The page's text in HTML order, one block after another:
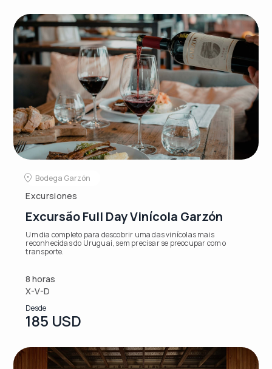
Bodega Garzón
Excursiones
Excursão Full Day Vinícola Garzón
Um dia completo para descobrir uma das vinícolas mais
reconhecidas do Uruguai, sem precisar se preocupar com o
transporte.
8 horas
X-V-D
Desde
185 USD